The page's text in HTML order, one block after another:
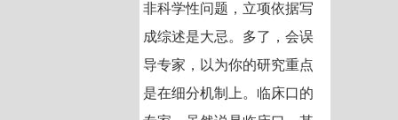
非科学性问题，立项依据写
成综述是大忌。多了，会误
导专家，以为你的研究重点
是在细分机制上。临床口的